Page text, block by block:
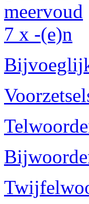
meervoud
7 x -(e)n